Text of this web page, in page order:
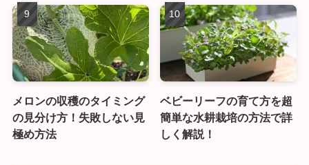
メロンの収穫のタイミング
の見分け方！失敗しない見
極め方法
ベビーリーフの育て方を超
簡単な水耕栽培の方法で詳
しく解説！